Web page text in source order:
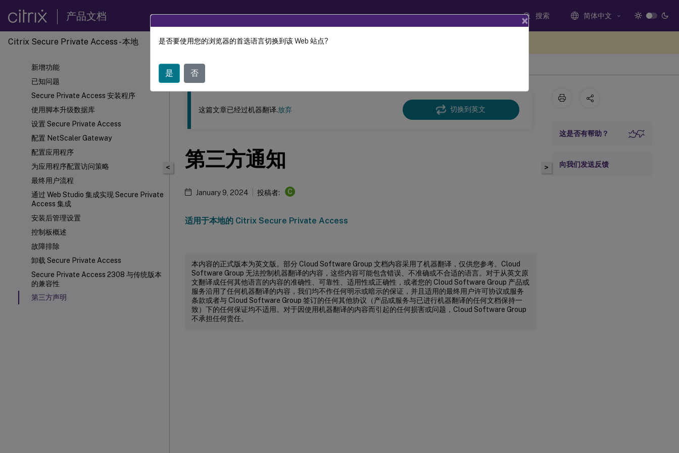
产品文档 搜索 简体中文
Citrix Secure Private Access - 本地
新增功能
已知问题
Secure Private Access 安装程序
使用脚本升级数据库
设置 Secure Private Access
配置 NetScaler Gateway
配置应用程序
为应用程序配置访问策略
最终用户流程
通过 Web Studio 集成实现 Secure Private
Access 集成
安装后管理设置
控制板概述
故障排除
卸载 Secure Private Access
Secure Private Access 2308 与传统版本
的兼容性
第三方声明
此内容已经过机器动态翻译。
<
这篇文章已经过机器翻译.放弃 切换到英文
第三方通知
January 9, 2024 投稿者: C
适用于本地的 Citrix Secure Private Access
本内容的正式版本为英文版。部分 Cloud Software Group 文档内容采用了机器翻译，仅供您参考。Cloud
Software Group 无法控制机器翻译的内容，这些内容可能包含错误、不准确或不合适的语言。对于从英文原
文翻译成任何其他语言的内容的准确性、可靠性、适用性或正确性，或者您的 Cloud Software Group 产品或
服务沿用了任何机器翻译的内容，我们均不作任何明示或暗示的保证，并且适用的最终用户许可协议或服务
条款或者与 Cloud Software Group 签订的任何其他协议（产品或服务与已进行机器翻译的任何文档保持一
致）下的任何保证均不适用。对于因使用机器翻译的内容而引起的任何损害或问题，Cloud Software Group
不承担任何责任。
>
这是否有帮助？
向我们发送反馈
×
是否要使用您的浏览器的首选语言切换到该 Web 站点?
是 否